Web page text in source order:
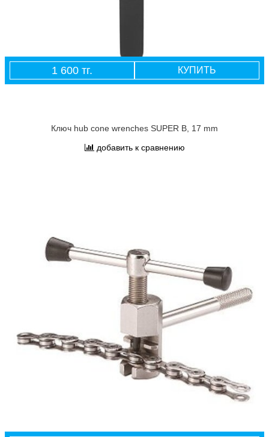
1 600 тг. КУПИТЬ
Ключ hub cone wrenches SUPER B, 17 mm
добавить к сравнению